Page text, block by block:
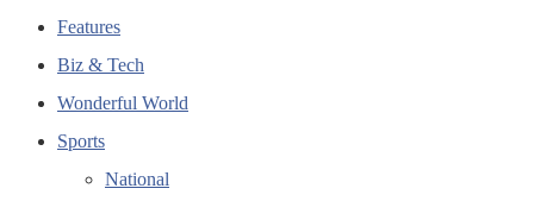
Features
Biz & Tech
Wonderful World
Sports
National